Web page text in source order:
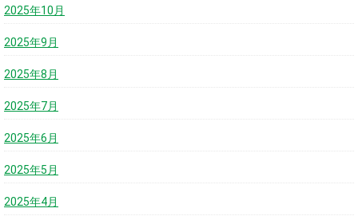
2025年10月
2025年9月
2025年8月
2025年7月
2025年6月
2025年5月
2025年4月